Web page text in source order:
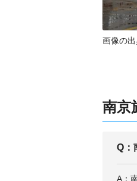
画像の
南京
Q：
A：